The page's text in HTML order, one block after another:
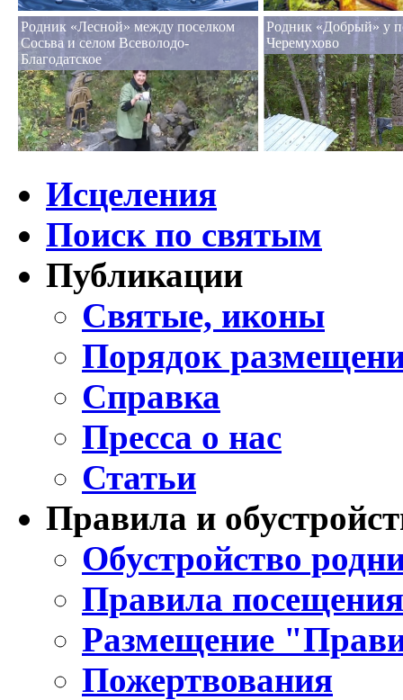
Родник «Лесной» между поселком
Сосьва и селом Всеволодо-
Благодатское
Родник «Добрый» у
Черемухово
Исцеления
Поиск по святым
Публикации
Святые, иконы
Порядок
Справка
Пресса о нас
Статьи
Правила и
Обустройство
Правила
Размещение
Пожертвования